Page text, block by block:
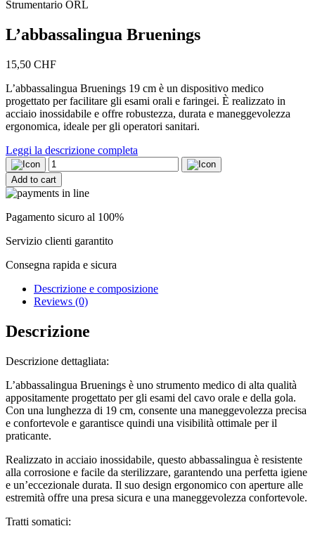
Strumentario ORL
L’abbassalingua Bruenings
15,50 CHF
L’abbassalingua Bruenings 19 cm è un dispositivo medico
progettato per facilitare gli esami orali e faringei. È realizzato in
acciaio inossidabile e offre robustezza, durata e maneggevolezza
ergonomica, ideale per gli operatori sanitari.
Leggi la descrizione completa
L'abbassalingua
Bruenings
quantity
Add to cart
Pagamento sicuro al 100%
Servizio clienti garantito
Consegna rapida e sicura
Descrizione e composizione
Reviews (0)
Descrizione
Descrizione dettagliata:
L’abbassalingua Bruenings è uno strumento medico di alta qualità
appositamente progettato per gli esami del cavo orale e della gola.
Con una lunghezza di 19 cm, consente una maneggevolezza precisa
e confortevole e garantisce quindi una visibilità ottimale per il
praticante.
Realizzato in acciaio inossidabile, questo abbassalingua è resistente
alla corrosione e facile da sterilizzare, garantendo una perfetta igiene
e un’eccezionale durata. Il suo design ergonomico con aperture alle
estremità offre una presa sicura e una maneggevolezza confortevole.
Tratti somatici: